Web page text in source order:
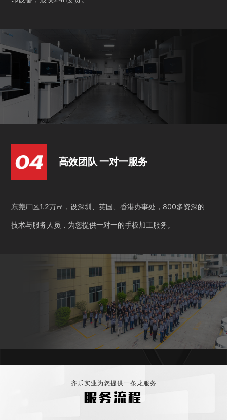
高效团队 一对一服务
东莞厂区1.2万㎡，设深圳、英国、香港办事处，800多资深的
技术与服务人员，为您提供一对一的手板加工服务。
齐乐实业为您提供一条龙服务
服务流程